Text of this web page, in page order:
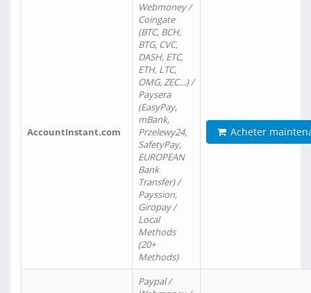
AccountInstant.com
Webmoney /
Coingate
(BTC, BCH,
BTG, CVC,
DASH, ETC,
ETH, LTC,
OMG, ZEC…) /
Paysera
(EasyPay,
mBank,
Przelewy24,
SafetyPay,
EUROPEAN
Bank
Transfer) /
Payssion,
Giropay /
Local
Methods
(20+
Methods)
Acheter
Paypal /